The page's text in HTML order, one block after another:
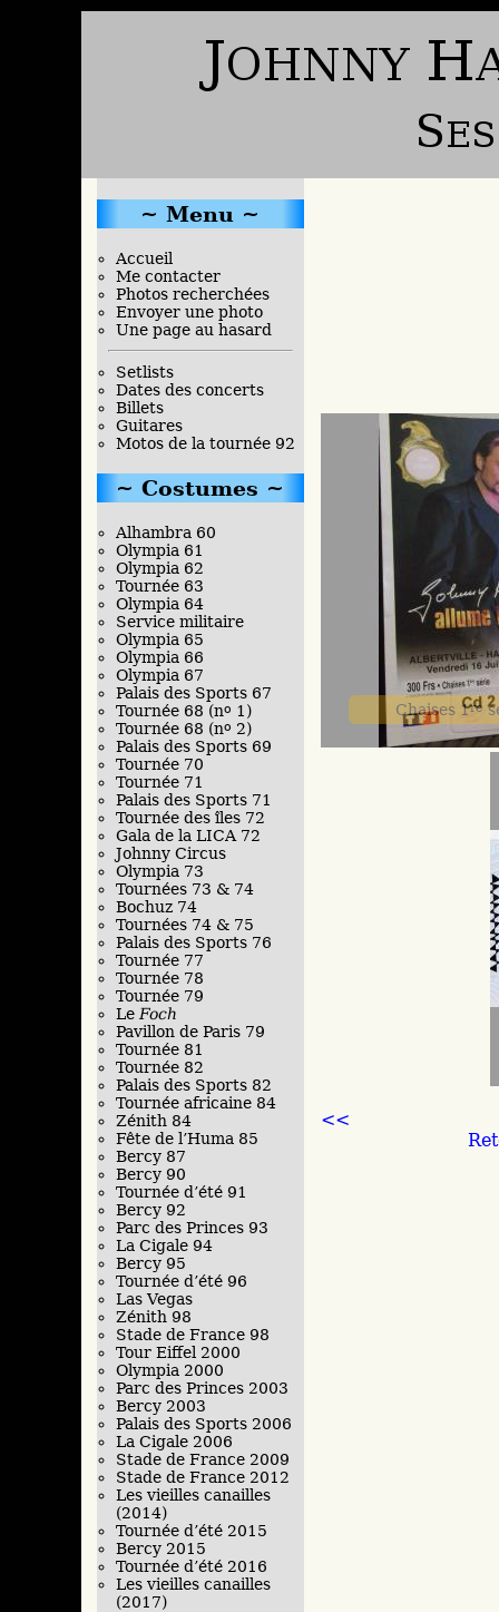
Chaises 1re
<<
Menu
Accueil
Me contacter
Photos recherchées
Envoyer une photo
Une page au hasard
Setlists
Dates des concerts
Billets
Guitares
Motos de la tournée 92
Costumes
Alhambra 60
Olympia 61
Olympia 62
Tournée 63
Olympia 64
Service militaire
Olympia 65
Olympia 66
Olympia 67
Palais des Sports 67
Tournée 68 (no 1)
Tournée 68 (no 2)
Palais des Sports 69
Tournée 70
Tournée 71
Palais des Sports 71
Tournée des îles 72
Gala de la LICA 72
Johnny Circus
Olympia 73
Tournées 73 & 74
Bochuz 74
Tournées 74 & 75
Palais des Sports 76
Tournée 77
Tournée 78
Tournée 79
Le Foch
Pavillon de Paris 79
Tournée 81
Tournée 82
Palais des Sports 82
Tournée africaine 84
Zénith 84
Fête de l’Huma 85
Bercy 87
Bercy 90
Tournée d’été 91
Bercy 92
Parc des Princes 93
La Cigale 94
Bercy 95
Tournée d’été 96
Las Vegas
Zénith 98
Stade de France 98
Tour Eiffel 2000
Olympia 2000
Parc des Princes 2003
Bercy 2003
Palais des Sports 2006
La Cigale 2006
Stade de France 2009
Stade de France 2012
Les vieilles canailles
(2014)
Tournée d’été 2015
Bercy 2015
Tournée d’été 2016
Les vieilles canailles
(2017)